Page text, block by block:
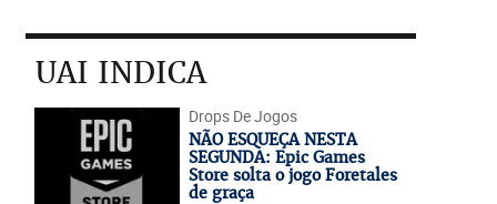
UAI INDICA
Drops De Jogos
NÃO ESQUEÇA NESTA
SEGUNDA: Epic Games
Store solta o jogo Foretales
de graça